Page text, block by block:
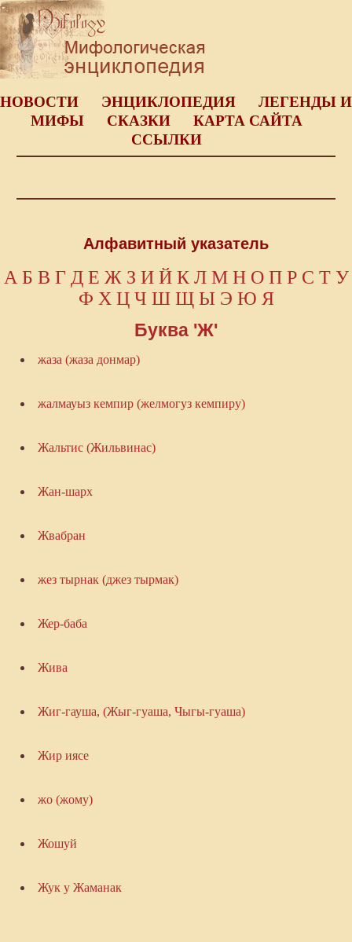
НОВОСТИ ЭНЦИКЛОПЕДИЯ
ЛЕГЕНДЫ И
МИФЫ
СКАЗКИ
КАРТА САЙТА
ССЫЛКИ
Алфавитный указатель
А Б В Г Д Е Ж З И Й К Л М Н О П Р С Т У
Ф Х Ц Ч Ш Щ Ы Э Ю Я
Буква 'Ж'
жаза (жаза донмар)
жалмауыз кемпир (желмогуз кемпиру)
Жальтис (Жильвинас)
Жан-шарх
Жвабран
жез тырнак (джез тырмак)
Жер-баба
Жива
Жиг-гауша, (Жыг-гуаша, Чыгы-гуаша)
Жир иясе
жо (жому)
Жошуй
Жук у Жаманак